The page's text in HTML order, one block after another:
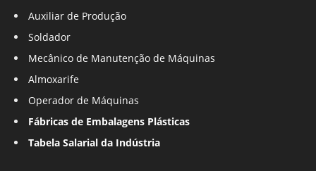
Auxiliar de Produção
Soldador
Mecânico de Manutenção de Máquinas
Almoxarife
Operador de Máquinas
Fábricas de Embalagens Plásticas
Tabela Salarial da Indústria